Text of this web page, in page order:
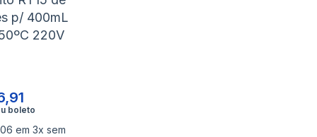
p/ 400mL
220V
em 3x sem